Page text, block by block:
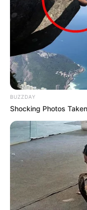
A novela contra a PEC
A novela contra a PEC
de que ainda haverá
caminhos diferentes
Confederação Nacional
estratégia, já que o
Confederação,
BUZZDAY
Shocking Photos